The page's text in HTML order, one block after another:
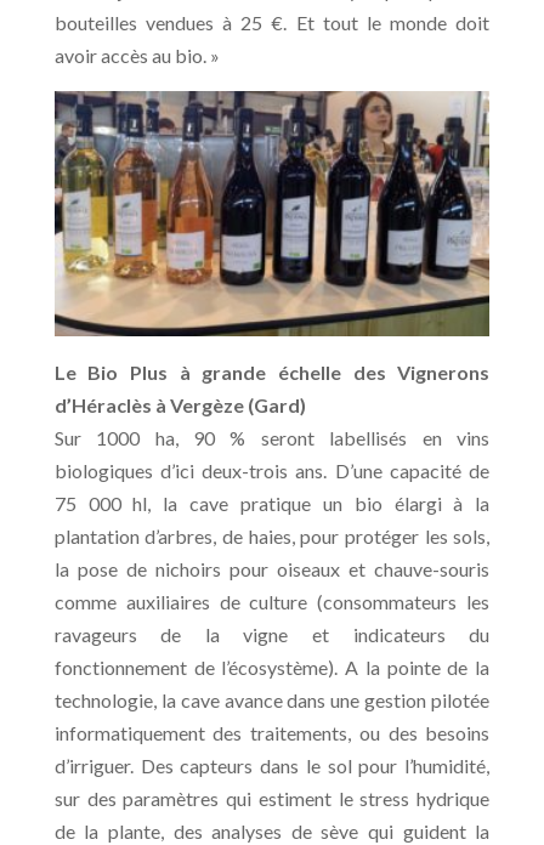
bouteilles vendues à 25 €. Et tout le monde doit
avoir accès au bio. »
Le Bio Plus à grande échelle des Vignerons
d’Héraclès à Vergèze (Gard)
Sur 1000 ha, 90 % seront labellisés en vins
biologiques d’ici deux-trois ans. D’une capacité de
75 000 hl, la cave pratique un bio élargi à la
plantation d’arbres, de haies, pour protéger les sols,
la pose de nichoirs pour oiseaux et chauve-souris
comme auxiliaires de culture (consommateurs les
ravageurs de la vigne et indicateurs du
fonctionnement de l’écosystème). A la pointe de la
technologie, la cave avance dans une gestion pilotée
informatiquement des traitements, ou des besoins
d’irriguer. Des capteurs dans le sol pour l’humidité,
sur des paramètres qui estiment le stress hydrique
de la plante, des analyses de sève qui guident la